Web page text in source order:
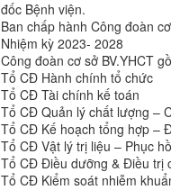
đốc Bệnh viện.
Ban chấp hành Công đoàn
Nhiệm kỳ 2023- 2028
Công đoàn cơ sở BV.YHCT
Tổ CĐ Hành chính
Tổ CĐ Tài chính
Tổ CĐ Quản lý chất lượng
Tổ CĐ Kế hoạch tổng
Tổ CĐ Vật lý trị liệu –
Tổ CĐ Điều dưỡng &
Tổ CĐ Kiểm soát nhiễm